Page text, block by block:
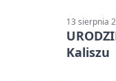
13 sierpnia
Kaliszu